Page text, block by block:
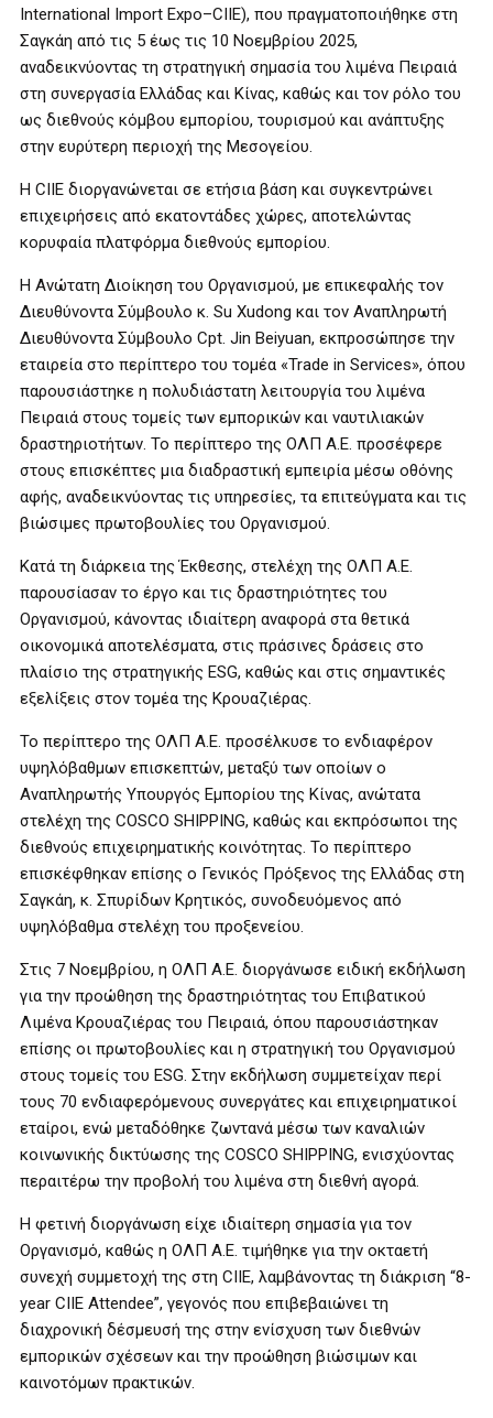
International Import Expo–CIIE), που πραγματοποιήθηκε στη
Σαγκάη από τις 5 έως τις 10 Νοεμβρίου 2025,
αναδεικνύοντας τη στρατηγική σημασία του λιμένα Πειραιά
στη συνεργασία Ελλάδας και Κίνας, καθώς και τον ρόλο του
ως διεθνούς κόμβου εμπορίου, τουρισμού και ανάπτυξης
στην ευρύτερη περιοχή της Μεσογείου.
Η CIIE διοργανώνεται σε ετήσια βάση και συγκεντρώνει
επιχειρήσεις από εκατοντάδες χώρες, αποτελώντας
κορυφαία πλατφόρμα διεθνούς εμπορίου.
Η Ανώτατη Διοίκηση του Οργανισμού, με επικεφαλής τον
Διευθύνοντα Σύμβουλο κ. Su Xudong και τον Αναπληρωτή
Διευθύνοντα Σύμβουλο Cpt. Jin Beiyuan, εκπροσώπησε την
εταιρεία στο περίπτερο του τομέα «Trade in Services», όπου
παρουσιάστηκε η πολυδιάστατη λειτουργία του λιμένα
Πειραιά στους τομείς των εμπορικών και ναυτιλιακών
δραστηριοτήτων. Το περίπτερο της ΟΛΠ Α.Ε. προσέφερε
στους επισκέπτες μια διαδραστική εμπειρία μέσω οθόνης
αφής, αναδεικνύοντας τις υπηρεσίες, τα επιτεύγματα και τις
βιώσιμες πρωτοβουλίες του Οργανισμού.
Κατά τη διάρκεια της Έκθεσης, στελέχη της ΟΛΠ Α.Ε.
παρουσίασαν το έργο και τις δραστηριότητες του
Οργανισμού, κάνοντας ιδιαίτερη αναφορά στα θετικά
οικονομικά αποτελέσματα, στις πράσινες δράσεις στο
πλαίσιο της στρατηγικής ESG, καθώς και στις σημαντικές
εξελίξεις στον τομέα της Κρουαζιέρας.
Το περίπτερο της ΟΛΠ Α.Ε. προσέλκυσε το ενδιαφέρον
υψηλόβαθμων επισκεπτών, μεταξύ των οποίων ο
Αναπληρωτής Υπουργός Εμπορίου της Κίνας, ανώτατα
στελέχη της COSCO SHIPPING, καθώς και εκπρόσωποι της
διεθνούς επιχειρηματικής κοινότητας. Το περίπτερο
επισκέφθηκαν επίσης ο Γενικός Πρόξενος της Ελλάδας στη
Σαγκάη, κ. Σπυρίδων Κρητικός, συνοδευόμενος από
υψηλόβαθμα στελέχη του προξενείου.
Στις 7 Νοεμβρίου, η ΟΛΠ Α.Ε. διοργάνωσε ειδική εκδήλωση
για την προώθηση της δραστηριότητας του Επιβατικού
Λιμένα Κρουαζιέρας του Πειραιά, όπου παρουσιάστηκαν
επίσης οι πρωτοβουλίες και η στρατηγική του Οργανισμού
στους τομείς του ESG. Στην εκδήλωση συμμετείχαν περί
τους 70 ενδιαφερόμενους συνεργάτες και επιχειρηματικοί
εταίροι, ενώ μεταδόθηκε ζωντανά μέσω των καναλιών
κοινωνικής δικτύωσης της COSCO SHIPPING, ενισχύοντας
περαιτέρω την προβολή του λιμένα στη διεθνή αγορά.
Η φετινή διοργάνωση είχε ιδιαίτερη σημασία για τον
Οργανισμό, καθώς η ΟΛΠ Α.Ε. τιμήθηκε για την οκταετή
συνεχή συμμετοχή της στη CIIE, λαμβάνοντας τη διάκριση “8-
year CIIE Attendee”, γεγονός που επιβεβαιώνει τη
διαχρονική δέσμευσή της στην ενίσχυση των διεθνών
εμπορικών σχέσεων και την προώθηση βιώσιμων και
καινοτόμων πρακτικών.